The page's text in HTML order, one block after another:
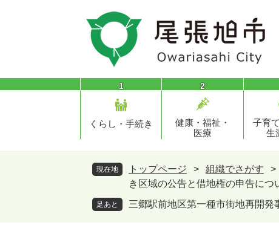
頭
飛
1
くらし・手続き
2
健康・福祉・
医療
子育
生
現在地 トップページ > 組織でさがす >
き区域の公告と借地権の申告につ
足あと 三郷駅前地区第一種市街地再開